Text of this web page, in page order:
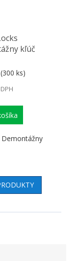
kľúč
(300 ks)
Demontážny